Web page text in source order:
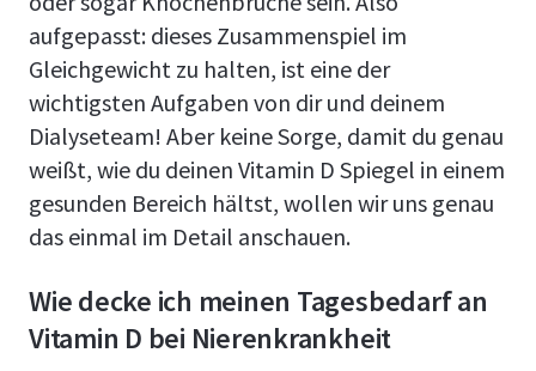
aufgepasst: dieses Zusammenspiel im
Gleichgewicht zu halten, ist eine der
wichtigsten Aufgaben von dir und deinem
Dialyseteam! Aber keine Sorge, damit du genau
weißt, wie du deinen Vitamin D Spiegel in einem
gesunden Bereich hältst, wollen wir uns genau
das einmal im Detail anschauen.
Wie decke ich meinen Tagesbedarf an
Vitamin D bei Nierenkrankheit